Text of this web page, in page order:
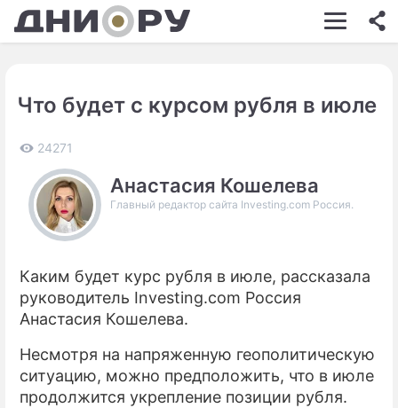
ШОУ-БИЗНЕС
КИНО
ЗДОРОВЬЕ
СОННИК
СЕРИАЛЫ
ИГРЫ
Что будет с курсом рубля в июле
24271
Анастасия Кошелева
Главный редактор сайта Investing.com Россия.
Каким будет курс рубля в июле, рассказала
руководитель Investing.com Россия
Анастасия Кошелева.
Несмотря на напряженную геополитическую
ситуацию, можно предположить, что в июле
продолжится укрепление позиции рубля.